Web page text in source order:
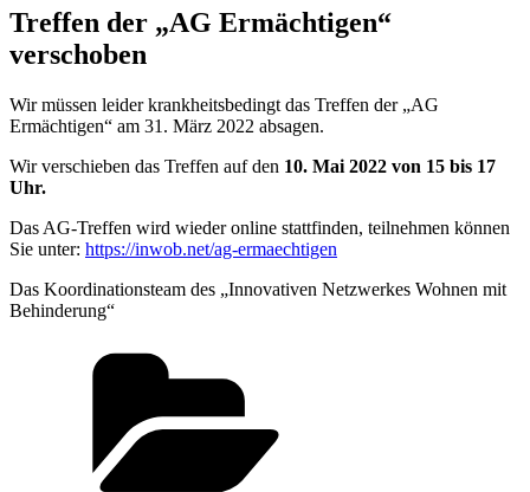
Treffen der „AG Ermächtigen“
verschoben
Wir müssen leider krankheitsbedingt das Treffen der „AG
Ermächtigen“ am 31. März 2022 absagen.
Wir verschieben das Treffen auf den 10. Mai 2022 von 15 bis 17
Uhr.
Das AG-Treffen wird wieder online stattfinden, teilnehmen können
Sie unter: https://inwob.net/ag-ermaechtigen
Das Koordinationsteam des „Innovativen Netzwerkes Wohnen mit
Behinderung“